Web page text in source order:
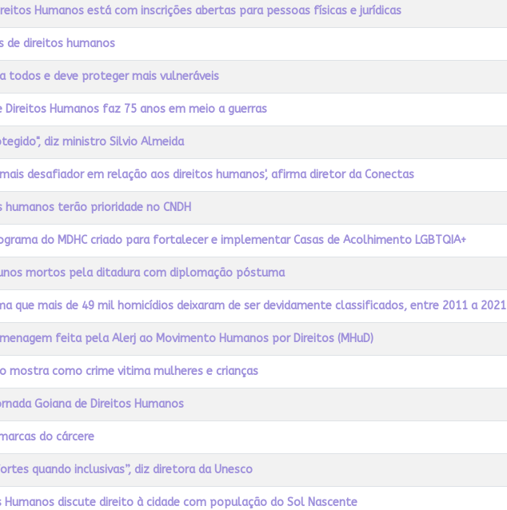
Humanos está com inscrições abertas para pessoas físicas e jurídicas
de direitos humanos
todos e deve proteger mais vulneráveis
Direitos Humanos faz 75 anos em meio a guerras
diz ministro Silvio Almeida
desafiador em relação aos direitos humanos', afirma diretor da Conectas
terão prioridade no CNDH
do MDHC criado para fortalecer e implementar Casas de Acolhimento LGBTQIA+
mortos pela ditadura com diplomação póstuma
que mais de 49 mil homicídios deixaram de ser devidamente classificados, entre 2011 a 2021
feita pela Alerj ao Movimento Humanos por Direitos (MHuD)
mostra como crime vitima mulheres e crianças
Goiana de Direitos Humanos
do cárcere
quando inclusivas”, diz diretora da Unesco
Humanos discute direito à cidade com população do Sol Nascente